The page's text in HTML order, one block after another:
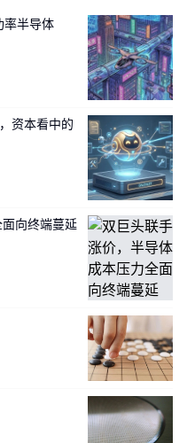
处理器工作频率的发展历程。
但由于器件发热带来的限制，
工作频率的提高
来加快计算速度。因此，芯片
另一方面，微缩化带来的最大
缩化的推进，每个晶体管的成
，如前所述，这正是高性能计
管的尺寸从10μm级别缩小了
率半导体
资本看中的
向终端蔓延